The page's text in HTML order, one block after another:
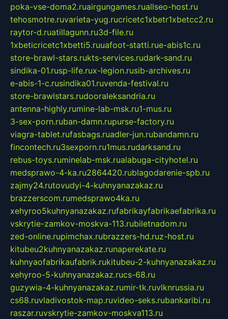
poka-vse-doma2.ruairgungames.ruallseo-host.ru
tehosmotre.ruvarieta-yug.rucricetc1xbetr1xbetcc2.ru
raytor-d.ruatillagunn.ru3d-file.ru
1xbeticricetc1xbetti5.ruuafoot-statti.rue-abis1c.ru
store-brawl-stars.rukts-services.rudark-sand.ru
sindika-01.rusp-life.rux-legion.rusib-archives.ru
e-abis-1-c.rusindika01.ruvenda-festival.ru
store-brawlstars.rudooraleksandria.ru
antenna-highly.rumine-lab-msk.ru1-mus.ru
3-sex-porn.ruban-damn.rupurse-factory.ru
viagra-tablet.rufasbags.ruadler-jun.rubandamn.ru
fincontech.ru3sexporn.ru1mus.rudarksand.ru
rebus-toys.ruminelab-msk.rualabuga-cityhotel.ru
medsprawo-4-ka.ru2864420.rublagodarenie-spb.ru
zajmy24.rutovudyi-4-kuhnyanazakaz.ru
brazzerscom.rumedsprawo4ka.ru
xehyroo5kuhnyanazakaz.rufabrikayfabrikaefabrika.ru
vskrytie-zamkov-moskva-113.rubiletnadom.ru
zed-online.rupimchax.rubrazzers-hd.ruz-host.ru
kitubeu2kuhnyanazakaz.runaperekate.ru
kuhnyaofabrikaufabrik.rukitubeu-2-kuhnyanazakaz.ru
xehyroo-5-kuhnyanazakaz.rucs-68.ru
guzywia-4-kuhnyanazakaz.rumir-tk.ruvlknrussia.ru
cs68.ruvladivostok-map.ruvideo-seks.rubankaribi.ru
raszar.ruvskrytie-zamkov-moskva113.ru